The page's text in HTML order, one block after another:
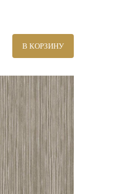
В КОРЗИНУ